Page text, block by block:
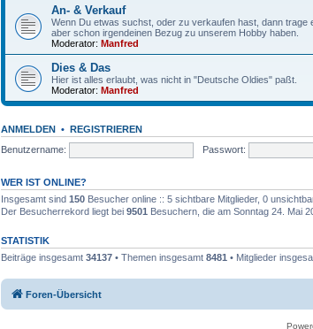
An- & Verkauf
Wenn Du etwas suchst, oder zu verkaufen hast, dann trage
aber schon irgendeinen Bezug zu unserem Hobby haben.
Moderator: Manfred
Dies & Das
Hier ist alles erlaubt, was nicht in "Deutsche Oldies" paßt.
Moderator: Manfred
ANMELDEN • REGISTRIEREN
Benutzername:
Passwort:
WER IST ONLINE?
Insgesamt sind 150 Besucher online :: 5 sichtbare Mitglieder, 0
Der Besucherrekord liegt bei 9501 Besuchern, die am Sonntag 24. Mai
STATISTIK
Beiträge insgesamt 34137 • Themen insgesamt 8481 • Mitglieder
Foren-Übersicht